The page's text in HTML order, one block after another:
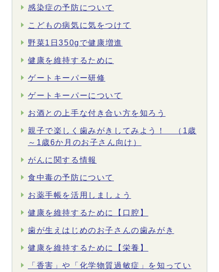
感染症の予防について
こどもの病気に気をつけて
野菜1日350gで健康増進
健康を維持するために
ゲートキーパー研修
ゲートキーパーについて
お酒との上手な付き合い方を知ろう
親子で楽しく歯みがきしてみよう！ （1歳
～1歳6か月のお子さん向け）
がんに関する情報
食中毒の予防について
お薬手帳を活用しましょう
健康を維持するために【口腔】
歯が生えはじめのお子さんの歯みがき
健康を維持するために【栄養】
「香害」や「化学物質過敏症」を知ってい